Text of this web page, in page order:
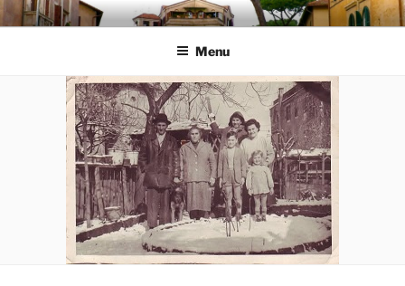
Salta
al
GARBATELLA
Un Blog sul quartiere della Garbatella
Menu